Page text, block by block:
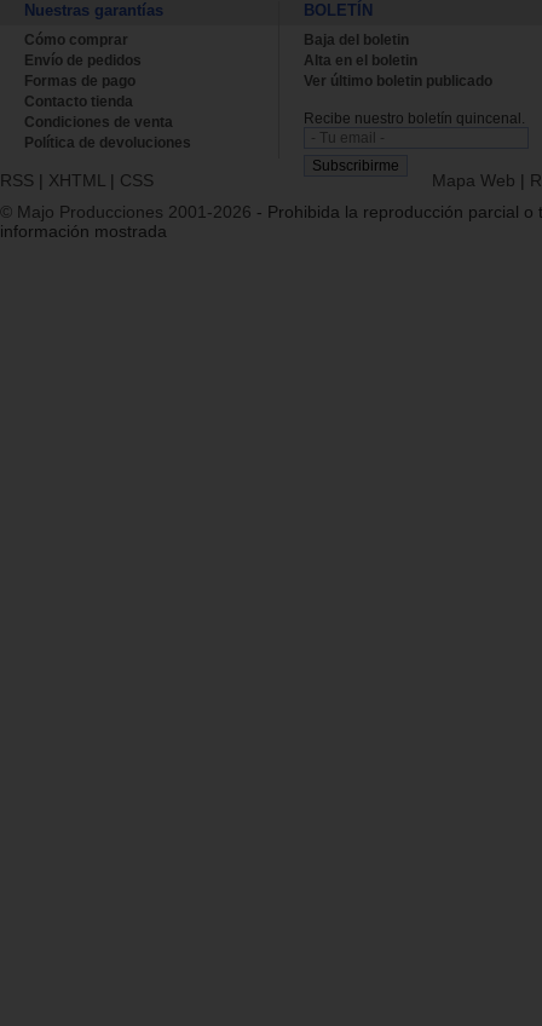
Nuestras garantías
Cómo comprar
Envío de pedidos
Formas de pago
Contacto tienda
Condiciones de venta
Política de devoluciones
BOLETÍN
Baja del boletin
Alta en el boletin
Ver último boletin publicado
Recibe nuestro boletín quincenal.
RSS | XHTML | CSS Mapa Web |
© Majo Producciones 2001-2026 - Prohibida la reproducción parcial o
información mostrada